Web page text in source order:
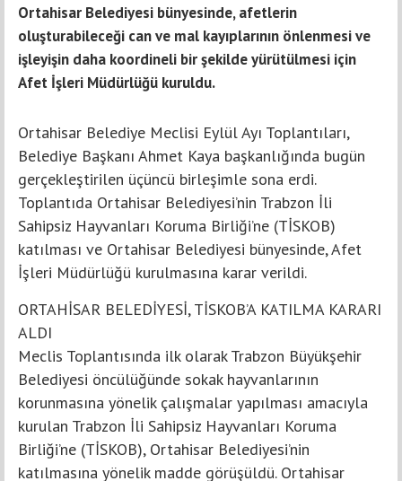
Ortahisar Belediyesi bünyesinde, afetlerin
oluşturabileceği can ve mal kayıplarının önlenmesi ve
işleyişin daha koordineli bir şekilde yürütülmesi için
Afet İşleri Müdürlüğü kuruldu.
Ortahisar Belediye Meclisi Eylül Ayı Toplantıları,
Belediye Başkanı Ahmet Kaya başkanlığında bugün
gerçekleştirilen üçüncü birleşimle sona erdi.
Toplantıda Ortahisar Belediyesi’nin Trabzon İli
Sahipsiz Hayvanları Koruma Birliği’ne (TİSKOB)
katılması ve Ortahisar Belediyesi bünyesinde, Afet
İşleri Müdürlüğü kurulmasına karar verildi.
ORTAHİSAR BELEDİYESİ, TİSKOB’A KATILMA KARARI
ALDI
Meclis Toplantısında ilk olarak Trabzon Büyükşehir
Belediyesi öncülüğünde sokak hayvanlarının
korunmasına yönelik çalışmalar yapılması amacıyla
kurulan Trabzon İli Sahipsiz Hayvanları Koruma
Birliği’ne (TİSKOB), Ortahisar Belediyesi’nin
katılmasına yönelik madde görüşüldü. Ortahisar